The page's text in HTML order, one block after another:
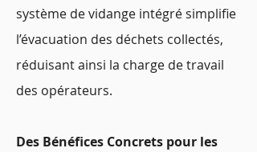
système de vidange intégré simplifie
l’évacuation des déchets collectés,
réduisant ainsi la charge de travail
des opérateurs.
Des Bénéfices Concrets pour les